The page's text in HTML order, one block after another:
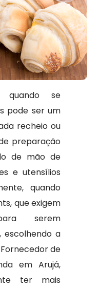
quando se
pode ser um
recheio ou
preparação
de mão de
e utensílios
quando
que exigem
serem
escolhendo a
de
em Arujá,
ter mais